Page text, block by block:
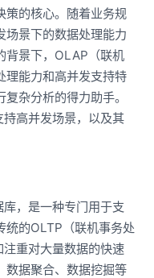
策的核心。随着业务规
场景下的数据处理能力
背景下，OLAP（联机
理能力和高并发支持特
杂分析的得力助手。
高并发场景，以及其
，是一种专门用于支
统的OLTP（联机事务处
重对大量数据的快速
数据聚合、数据挖掘等